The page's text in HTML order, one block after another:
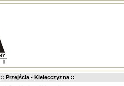
:: Przejścia - Kielecczyzna ::